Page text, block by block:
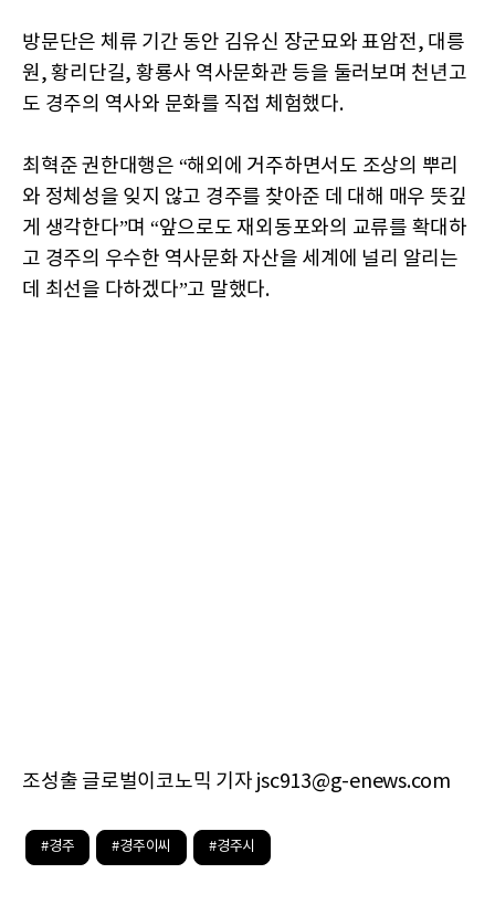
방문단은 체류 기간 동안 김유신 장군묘와 표암전, 대릉
원, 황리단길, 황룡사 역사문화관 등을 둘러보며 천년고
도 경주의 역사와 문화를 직접 체험했다.
최혁준 권한대행은 “해외에 거주하면서도 조상의 뿌리
와 정체성을 잊지 않고 경주를 찾아준 데 대해 매우 뜻깊
게 생각한다”며 “앞으로도 재외동포와의 교류를 확대하
고 경주의 우수한 역사문화 자산을 세계에 널리 알리는
데 최선을 다하겠다”고 말했다.
조성출 글로벌이코노믹 기자 jsc913@g-enews.com
#경주 #경주이씨 #경주시